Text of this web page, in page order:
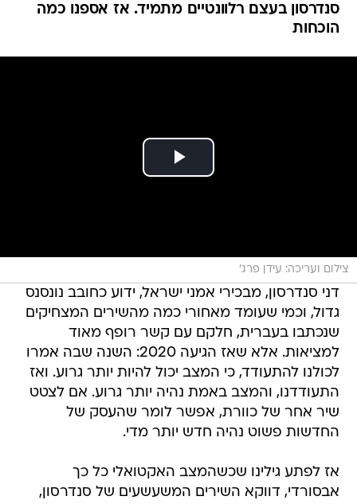
סנדרסון בעצם רלוונטיים מתמיד. אז אספנו כמה
הוכחות
צילום ועריכה: עידן פרג'
דני סנדרסון, מבכירי אמני ישראל, ידוע כחובב נונסנס
גדול, וכמי שעומד מאחורי כמה מהשירים המצחיקים
שנכתבו בעברית, חלקם עם קשר רופף מאוד
למציאות. אלא שאז הגיעה 2020: השנה שבה אמרו
לכולנו להתעודד, כי המצב יכול להיות יותר גרוע. ואז
התעודדנו, והמצב באמת נהיה יותר גרוע. אם לצטט
שיר אחר של כוורת, אפשר לומר שהעסק של
החדשות פשוט נהיה חדש יותר מדי.
אז לפתע גילינו שכשהמצב האקטואלי כל כך
אבסורדי, דווקא השירים המשעשעים של סנדרסון,